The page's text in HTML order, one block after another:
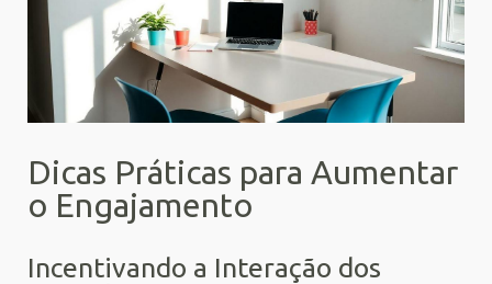
Dicas Práticas para Aumentar
o Engajamento
Incentivando a Interação dos